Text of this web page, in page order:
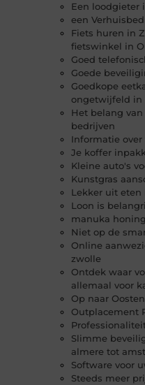
Een loodgieter
een
Fiets huren in
fietswinkel in
Goed
Goede
Goedkope
ongetwijfeld in
Het belang
bedrijven
Informatie over
Je koffer
Kleine auto's
Kunstgras
Lekker uit eten
Loon is
manuka
Niet op de
Online
zwolle
Ontdek waar
allemaal voor
Op naar
Outplacement
Slimme
almere tot
Software voor
Steeds meer